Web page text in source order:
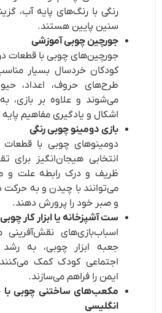
رنگی با رنگ‌های پایه آب،
سنین پایین هستند.
جورچین چوبی آموزشی
جورچین‌های چوبی با قطعات
کودکان خردسال بسیار
طرح‌های حروف، اعداد،
می‌شوند و علاوه بر بازی،
اشکال و یادگیری مفاهیم
بازی دومینو چوبی رنگی
دومینوهای چوبی با
انتخابی هیجان‌انگیز برای
ظریف و درک رابطه علت و
می‌توانند با چیدن و به حرکت
و صبر خود را پرورش دهند.
ست آشپزخانه یا ابزار کار
اسباب‌بازی‌های نقش‌آفرینی
جعبه ابزار چوبی، به
اجتماعی کودک کمک
ایمن را فراهم می‌سازند.
مکعب‌های ساختنی چوبی با
انگلیسی